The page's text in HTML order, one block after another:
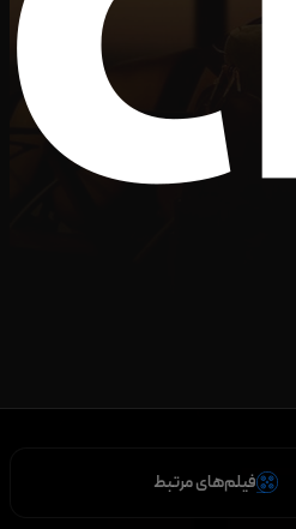
فیلم‌های مرتبط